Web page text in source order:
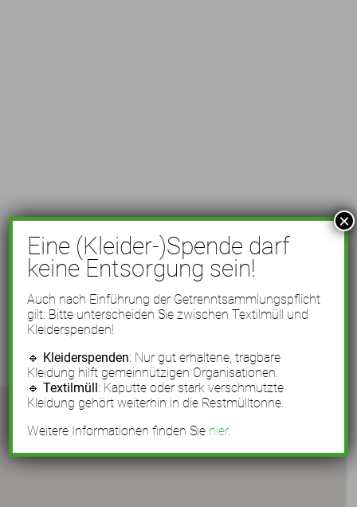
Eine (Kleider-)Spende darf
keine Entsorgung sein!
Auch nach Einführung der Getrenntsammlungspflicht
gilt: Bitte unterscheiden Sie zwischen Textilmüll und
Kleiderspenden!
🔹 Kleiderspenden: Nur gut erhaltene, tragbare
Kleidung hilft gemeinnützigen Organisationen.
🔹Textilmüll: Kaputte oder stark verschmutzte
Kleidung gehört weiterhin in die Restmülltonne.
Weitere Informationen finden Sie hier.
×